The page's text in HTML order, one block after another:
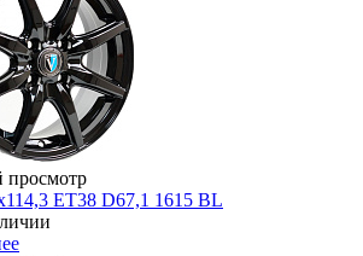
просмотр
ET38 D67,1 1615 BL